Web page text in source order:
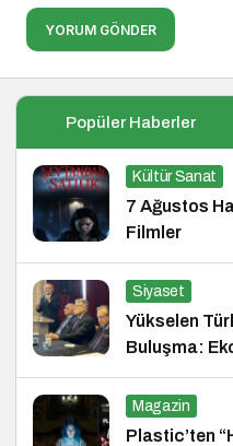
YORUM GÖNDER
Popüler Haberler
Kültür Sanat
7 Ağustos
Filmler
Siyaset
Yükselen
Buluşma:
ve Hukuk
Magazin
Plastic’ten